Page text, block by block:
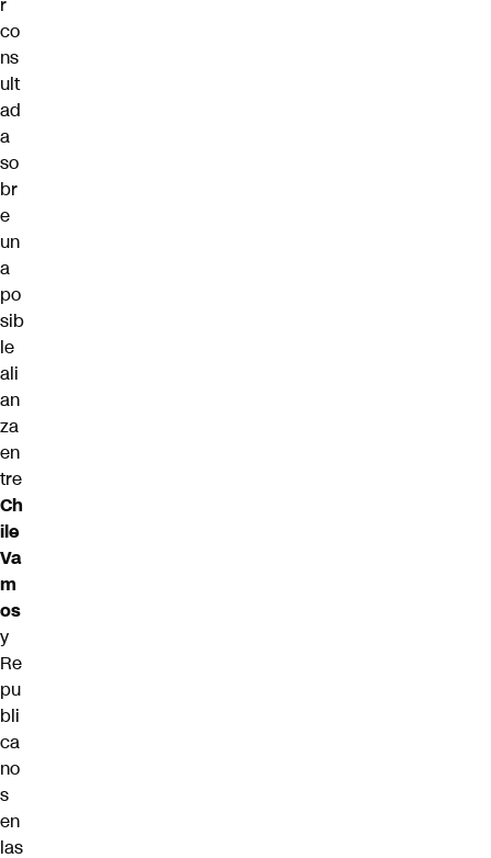
co
ns
ult
ad
a
so
br
e
un
a
po
sib
le
ali
an
za
en
tre
Ch
ile
Va
m
os
y
Re
pu
bli
ca
no
s
en
las